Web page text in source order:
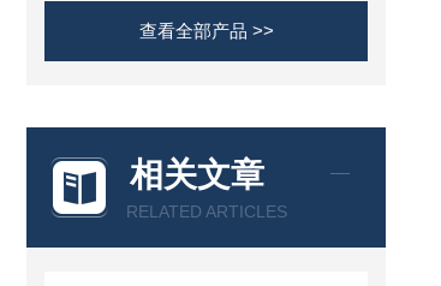
查看全部产品 >>
相关文章
RELATED ARTICLES